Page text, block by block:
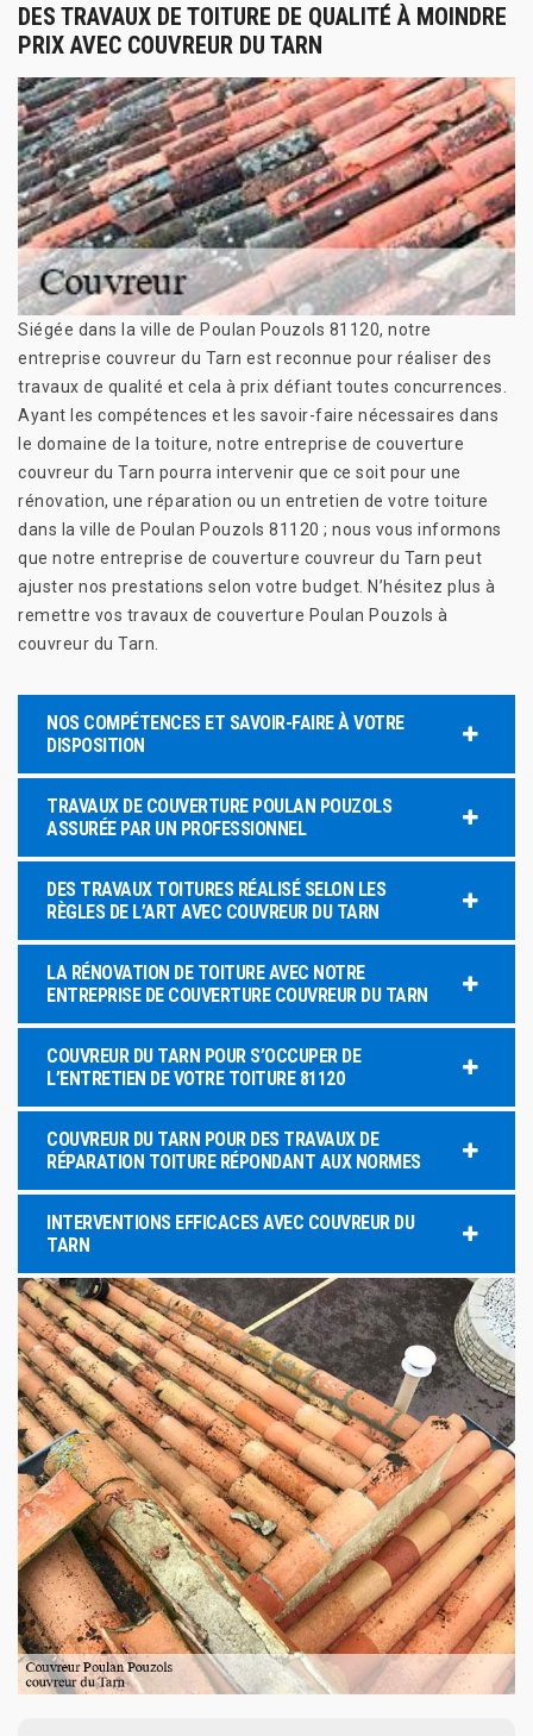
DES TRAVAUX DE TOITURE DE QUALITÉ À MOINDRE
PRIX AVEC COUVREUR DU TARN
Siégée dans la ville de Poulan Pouzols 81120, notre
entreprise couvreur du Tarn est reconnue pour réaliser des
travaux de qualité et cela à prix défiant toutes concurrences.
Ayant les compétences et les savoir-faire nécessaires dans
le domaine de la toiture, notre entreprise de couverture
couvreur du Tarn pourra intervenir que ce soit pour une
rénovation, une réparation ou un entretien de votre toiture
dans la ville de Poulan Pouzols 81120 ; nous vous informons
que notre entreprise de couverture couvreur du Tarn peut
ajuster nos prestations selon votre budget. N’hésitez plus à
remettre vos travaux de couverture Poulan Pouzols à
couvreur du Tarn.
NOS COMPÉTENCES ET SAVOIR-FAIRE À VOTRE
DISPOSITION
TRAVAUX DE COUVERTURE POULAN POUZOLS
ASSURÉE PAR UN PROFESSIONNEL
DES TRAVAUX TOITURES RÉALISÉ SELON LES
RÈGLES DE L’ART AVEC COUVREUR DU TARN
LA RÉNOVATION DE TOITURE AVEC NOTRE
ENTREPRISE DE COUVERTURE COUVREUR DU TARN
COUVREUR DU TARN POUR S’OCCUPER DE
L’ENTRETIEN DE VOTRE TOITURE 81120
COUVREUR DU TARN POUR DES TRAVAUX DE
RÉPARATION TOITURE RÉPONDANT AUX NORMES
INTERVENTIONS EFFICACES AVEC COUVREUR DU
TARN